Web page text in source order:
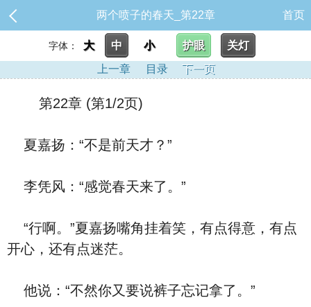
两个喷子的春天_第22章 首页
字体： 大 中 小 护眼
关灯
上一章
目录 下一页
第22章 (第1/2页)
夏嘉扬：“不是前天才？”
李凭风：“感觉春天来了。”
“行啊。”夏嘉扬嘴角挂着笑，有点得意，有点
开心，还有点迷茫。
他说：“不然你又要说裤子忘记拿了。”